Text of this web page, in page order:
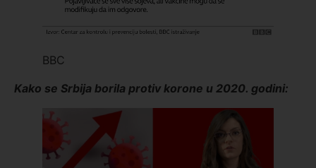
BBC
Kako se Srbija borila protiv korone u 2020. godini: